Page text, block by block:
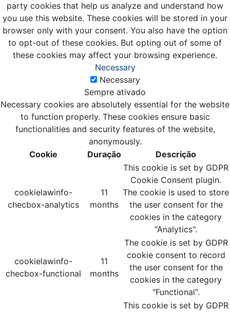
party cookies that help us analyze and understand how
you use this website. These cookies will be stored in your
browser only with your consent. You also have the option
to opt-out of these cookies. But opting out of some of
these cookies may affect your browsing experience.
Necessary
Necessary
Sempre ativado
Necessary cookies are absolutely essential for the website
to function properly. These cookies ensure basic
functionalities and security features of the website,
anonymously.
Cookie
Duração Descrição
cookielawinfo-
checbox-analytics
11
months
This cookie is set by GDPR
Cookie Consent plugin.
The cookie is used to store
the user consent for the
cookies in the category
"Analytics".
cookielawinfo-
checbox-functional
11
months
The cookie is set by GDPR
cookie consent to record
the user consent for the
cookies in the category
"Functional".
This cookie is set by GDPR